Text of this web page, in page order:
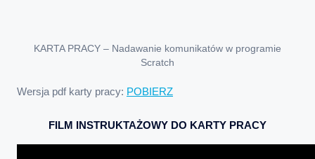
KARTA PRACY – Nadawanie komunikatów w programie
Scratch
Wersja pdf karty pracy: POBIERZ
FILM INSTRUKTAŻOWY DO KARTY PRACY